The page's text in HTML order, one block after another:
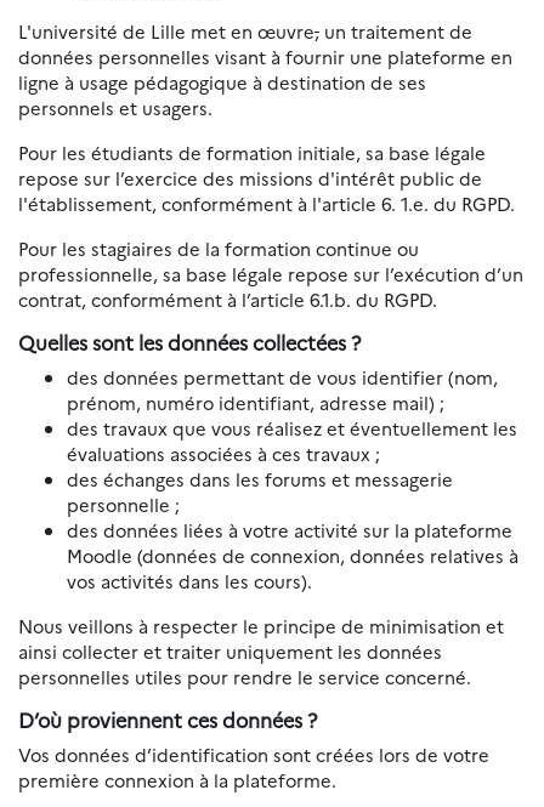
L'université de Lille met en œuvre, un traitement de
données personnelles visant à fournir une plateforme en
ligne à usage pédagogique à destination de ses
personnels et usagers.
Pour les étudiants de formation initiale, sa base légale
repose sur l’exercice des missions d'intérêt public de
l'établissement, conformément à l'article 6. 1.e. du RGPD.
Pour les stagiaires de la formation continue ou
professionnelle, sa base légale repose sur l’exécution d’un
contrat, conformément à l’article 6.1.b. du RGPD.
Quelles sont les données collectées ?
des données permettant de vous identifier (nom,
prénom, numéro identifiant, adresse mail) ;
des travaux que vous réalisez et éventuellement les
évaluations associées à ces travaux ;
des échanges dans les forums et messagerie
personnelle ;
des données liées à votre activité sur la plateforme
Moodle (données de connexion, données relatives à
vos activités dans les cours).
Nous veillons à respecter le principe de minimisation et
ainsi collecter et traiter uniquement les données
personnelles utiles pour rendre le service concerné.
D’où proviennent ces données ?
Vos données d’identification sont créées lors de votre
première connexion à la plateforme.